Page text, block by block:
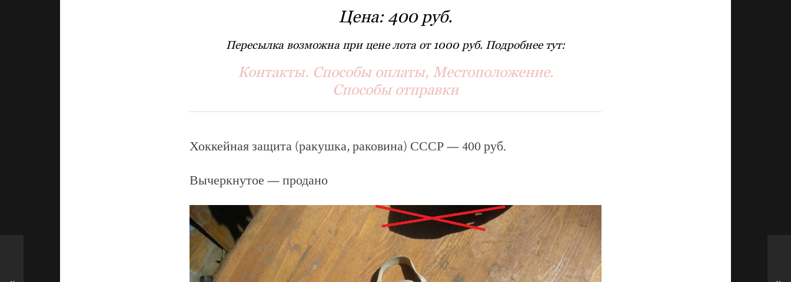
Цена: 400 руб.
Пересылка возможна при цене лота от 1000 руб. Подробнее тут:
Контакты. Способы оплаты, Местоположение.
Способы отправки
Хоккейная защита (ракушка, раковина) СССР — 400 руб.
Вычеркнутое — продано